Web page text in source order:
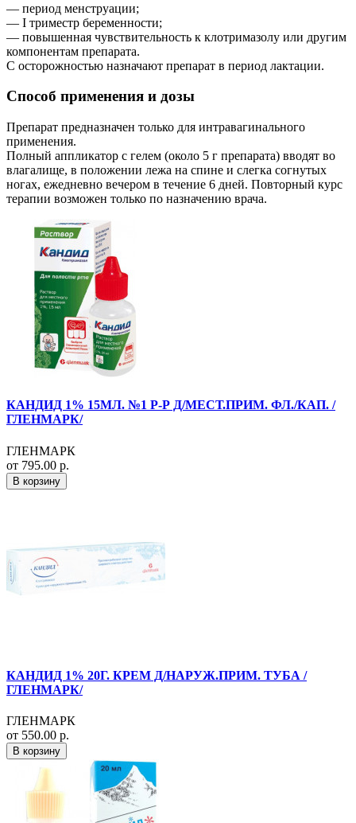
— период менструации;
— I триместр беременности;
— повышенная чувствительность к клотримазолу или другим
компонентам препарата.
С осторожностью назначают препарат в период лактации.
Способ применения и дозы
Препарат предназначен только для интравагинального
применения.
Полный аппликатор с гелем (около 5 г препарата) вводят во
влагалище, в положении лежа на спине и слегка согнутых
ногах, ежедневно вечером в течение 6 дней. Повторный курс
терапии возможен только по назначению врача.
КАНДИД 1% 15МЛ. №1 Р-Р Д/МЕСТ.ПРИМ. ФЛ./КАП. /
ГЛЕНМАРК/
ГЛЕНМАРК
от 795.00 р.
В корзину
КАНДИД 1% 20Г. КРЕМ Д/НАРУЖ.ПРИМ. ТУБА /
ГЛЕНМАРК/
ГЛЕНМАРК
от 550.00 р.
В корзину